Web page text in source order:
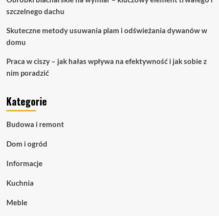
szczelnego dachu
Skuteczne metody usuwania plam i odświeżania dywanów w
domu
Praca w ciszy – jak hałas wpływa na efektywność i jak sobie z
nim poradzić
Kategorie
Budowa i remont
Dom i ogród
Informacje
Kuchnia
Meble